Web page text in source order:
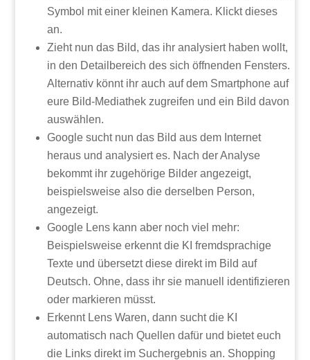
Symbol mit einer kleinen Kamera. Klickt dieses
an.
Zieht nun das Bild, das ihr analysiert haben wollt,
in den Detailbereich des sich öffnenden Fensters.
Alternativ könnt ihr auch auf dem Smartphone auf
eure Bild-Mediathek zugreifen und ein Bild davon
auswählen.
Google sucht nun das Bild aus dem Internet
heraus und analysiert es. Nach der Analyse
bekommt ihr zugehörige Bilder angezeigt,
beispielsweise also die derselben Person,
angezeigt.
Google Lens kann aber noch viel mehr:
Beispielsweise erkennt die KI fremdsprachige
Texte und übersetzt diese direkt im Bild auf
Deutsch. Ohne, dass ihr sie manuell identifizieren
oder markieren müsst.
Erkennt Lens Waren, dann sucht die KI
automatisch nach Quellen dafür und bietet euch
die Links direkt im Suchergebnis an. Shopping